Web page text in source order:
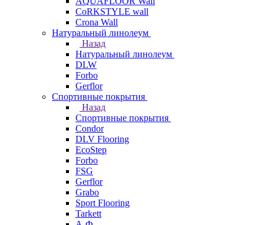
CoRKSTYLE wall
Crona Wall
Натуральный линолеум
Назад
Натуральный линолеум
DLW
Forbo
Gerflor
Спортивные покрытия
Назад
Спортивные покрытия
Condor
DLV Flooring
EcoStep
Forbo
FSG
Gerflor
Grabo
Sport Flooring
Tarkett